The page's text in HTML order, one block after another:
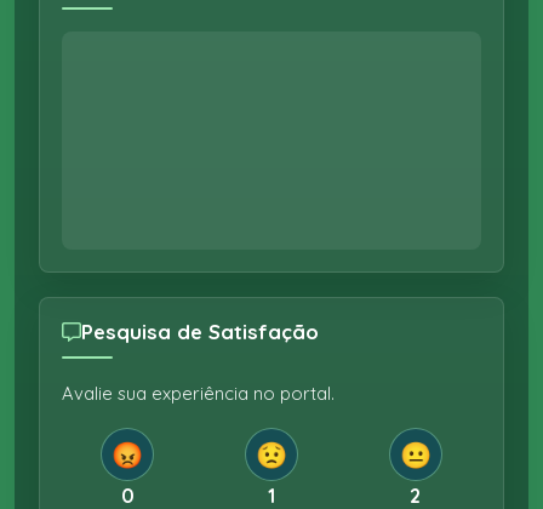
Pesquisa de Satisfação
Avalie sua experiência no portal.
😡
0
😟
1
😐
2